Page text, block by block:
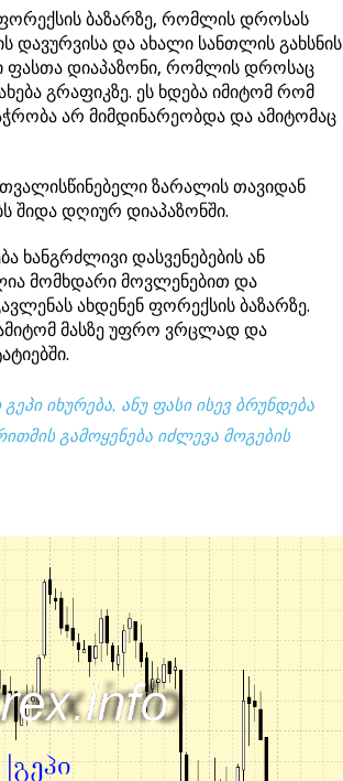
ბაზარზე, რომლის დროსას
დავურვისა და ახალი სანთლის გახსნის
ფასთა დიაპაზონი, რომლის დროსაც
გრაფიკზე. ეს ხდება იმიტომ რომ
არ მიმდინარეობდა და ამიტომაც
ზარალის თავიდან
შიდა დღიურ დიაპაზონში.
ხანგრძლივი დასვენებების ან
მომხდარი მოვლენებით და
ახდენენ ფორექსის ბაზარზე.
მასზე უფრო ვრცლად და
იხურება, ანუ ფასი ისევ ბრუნდება
გამოყენება იძლევა მოგების